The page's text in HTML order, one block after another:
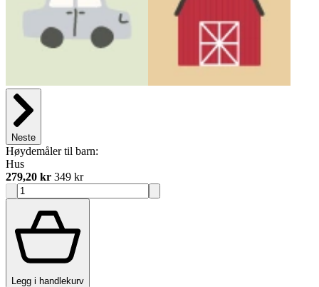
Neste
Høydemåler til barn:
Hus
279,20 kr 349 kr
Legg i handlekurv